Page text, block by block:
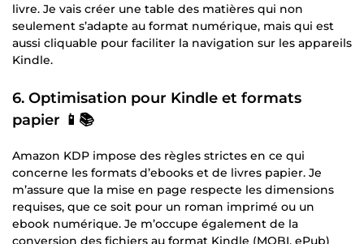
livre. Je vais créer une table des matières qui non
seulement s’adapte au format numérique, mais qui est
aussi cliquable pour faciliter la navigation sur les appareils
Kindle.
6. Optimisation pour Kindle et formats
papier 📱📚
Amazon KDP impose des règles strictes en ce qui
concerne les formats d’ebooks et de livres papier. Je
m’assure que la mise en page respecte les dimensions
requises, que ce soit pour un roman imprimé ou un
ebook numérique. Je m’occupe également de la
conversion des fichiers au format Kindle (MOBI, ePub)